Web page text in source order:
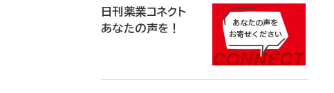
日刊薬業コネクト
あなたの声を！